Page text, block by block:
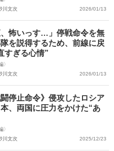
川文次 2026/01/13
、怖いっす…」停戦命令を無
を説得するため、前線に戻
すぎる心情”
〉
川文次 2026/01/13
闘停止命令》侵攻したロシア
、両国に圧力をかけた“あ
〉
川文次 2025/12/23